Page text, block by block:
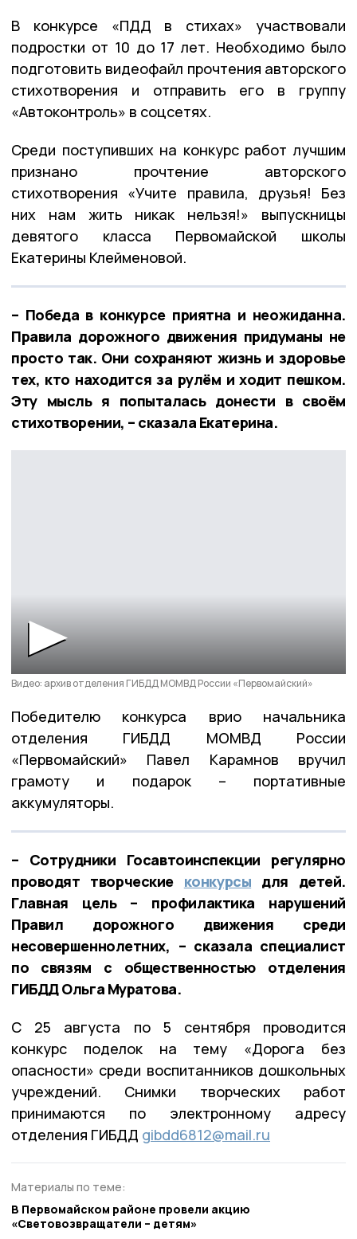
В конкурсе «ПДД в стихах» участвовали
подростки от 10 до 17 лет. Необходимо было
подготовить видеофайл прочтения авторского
стихотворения и отправить его в группу
«Автоконтроль» в соцсетях.
Среди поступивших на конкурс работ лучшим
признано прочтение авторского
стихотворения «Учите правила, друзья! Без
них нам жить никак нельзя!» выпускницы
девятого класса Первомайской школы
Екатерины Клейменовой.
– Победа в конкурсе приятна и неожиданна.
Правила дорожного движения придуманы не
просто так. Они сохраняют жизнь и здоровье
тех, кто находится за рулём и ходит пешком.
Эту мысль я попыталась донести в своём
стихотворении, – сказала Екатерина.
Видео: архив отделения ГИБДД МОМВД России «Первомайский»
Победителю конкурса врио начальника
отделения ГИБДД МОМВД России
«Первомайский» Павел Карамнов вручил
грамоту и подарок – портативные
аккумуляторы.
– Сотрудники Госавтоинспекции регулярно
проводят творческие конкурсы для детей.
Главная цель – профилактика нарушений
Правил дорожного движения среди
несовершеннолетних, – сказала специалист
по связям с общественностью отделения
ГИБДД Ольга Муратова.
С 25 августа по 5 сентября проводится
конкурс поделок на тему «Дорога без
опасности» среди воспитанников дошкольных
учреждений. Снимки творческих работ
принимаются по электронному адресу
отделения ГИБДД gibdd6812@mаil.ru
Материалы по теме:
В Первомайском районе провели акцию
«Световозвращатели – детям»